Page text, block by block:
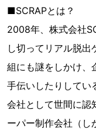
■SCRAPとは？
2008年、株式会社
し切ってリアル脱
組にも謎をしかけ、
手伝いしたりしてい
会社として世間に認
ーパー制作会社（し